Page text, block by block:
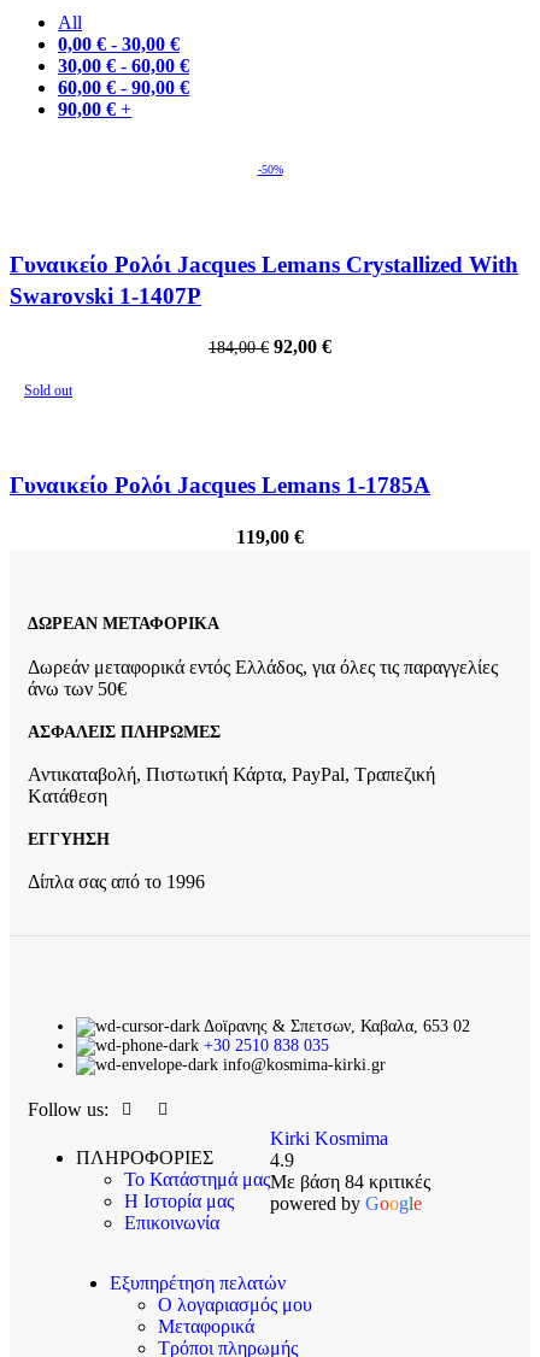
All
0,00 € - 30,00 €
30,00 € - 60,00 €
60,00 € - 90,00 €
90,00 € +
-50%
Γυναικείο Ρολόι Jacques Lemans Crystallized With
Swarovski 1-1407P
184,00€ 92,00 €
Sold out
Γυναικείο Ρολόι Jacques Lemans 1-1785A
119,00 €
ΔΩΡΕΑΝ ΜΕΤΑΦΟΡΙΚΑ
Δωρεάν μεταφορικά εντός Ελλάδος, για όλες τις παραγγελίες
άνω των 50€
ΑΣΦΑΛΕΙΣ ΠΛΗΡΩΜΕΣ
Αντικαταβολή, Πιστωτική Κάρτα, PayPal, Τραπεζική
Kατάθεση
ΕΓΓΥΗΣΗ
Δίπλα σας από το 1996
Δοϊρανης & Σπετσων, Καβαλα, 653 02
+30 2510 838 035
info@kosmima-kirki.gr
Follow us:
ΠΛΗΡΟΦΟΡΙΕΣ
Το Κατάστημά μας
Η Ιστορία μας
Επικοινωνία
Kirki Kosmima
4.9
Με βάση 84 κριτικές
powered by Google
Εξυπηρέτηση πελατών
Ο λογαριασμός μου
Μεταφορικά
Τρόποι πληρωμής